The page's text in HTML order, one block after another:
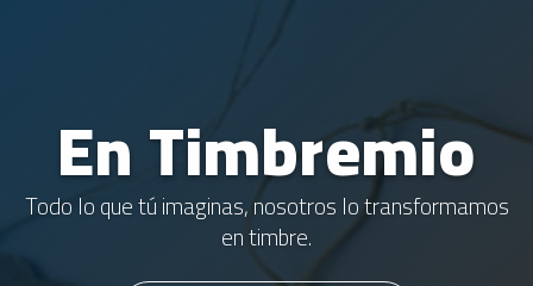
En Timbremio
Todo lo que tú imaginas, nosotros lo transformamos
en timbre.